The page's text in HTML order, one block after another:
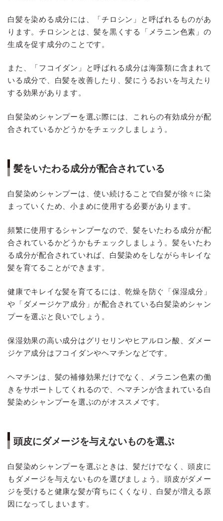
白髪を染める成分には、「チロシン」と呼ばれるものがあ
ります。チロシンとは、髪を黒くする「メラニン色素」の
生成を促す成分のことです。
また、「フコイダン」と呼ばれる成分は海藻類に含まれて
いる成分で、白髪を改善したり、髪にうるおいを与えたり
する効果があります。
白髪染めシャンプーを選ぶ際には、これらの有効成分が配
合されているかどうかをチェックしましょう。
髪をいたわる成分が配合されている
白髪染めシャンプーは、使い続けることで白髪が徐々に染
まっていくため、小まめに使用する必要があります。
頻繁に使用するシャンプーなので、髪をいたわる成分が配
合されているかどうかもチェックしましょう。髪をいたわ
る成分が配合されていれば、白髪染めをしながらキレイな
髪を育てることができます。
健康でキレイな髪を育てるには、乾燥を防ぐ「保湿成分」
や「ダメージケア成分」が配合されている白髪染めシャン
プーを選ぶと良いでしょう。
保湿効果の高い成分はグリセリンやヒアルロン酸、ダメー
ジケア成分はフコイダンやヘマチンなどです。
ヘマチンは、髪の補修効果だけでなく、メラニン色素の働
きをサポートしてくれるので、ヘマチンが含まれている白
髪染めシャンプーを選ぶのがオススメです。
頭皮にダメージを与えないものを選ぶ
白髪染めシャンプーを選ぶときは、髪だけでなく、頭皮に
もダメージを与えないものを選びましょう。頭皮がダメー
ジを受けると健康な髪が育ちにくくなり、白髪が増える原
因になってしまいます。